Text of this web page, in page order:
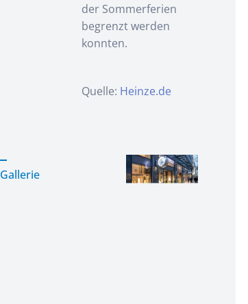
der Sommerferien
begrenzt werden
konnten.
Quelle: Heinze.de
Gallerie